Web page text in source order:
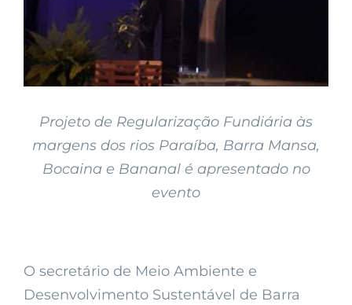
Projeto de Regularização Fundiária às
margens dos rios Paraíba, Barra Mansa,
Bocaina e Bananal é apresentado no
evento
O secretário de Meio Ambiente e
Desenvolvimento Sustentável de Barra